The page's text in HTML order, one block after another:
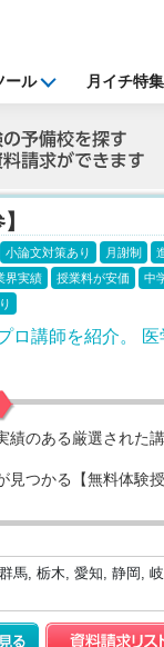
ール 月イチ特集
小論文対策あり 月謝制
界実績 授業料が安価 中
ロ講師を紹介。
績のある厳選された
見つかる【無料体験授
馬, 栃木, 愛知, 静岡,